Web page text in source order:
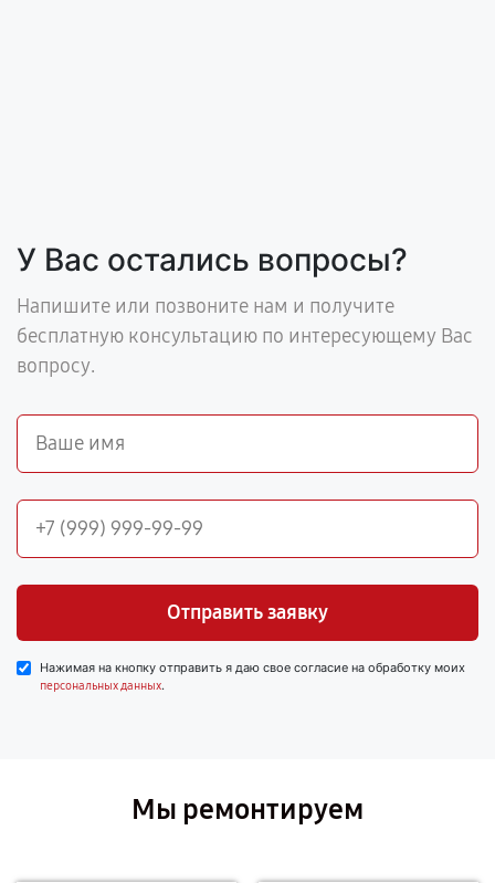
У Вас остались вопросы?
Напишите или позвоните нам и получите
бесплатную консультацию по интересующему Вас
вопросу.
Отправить заявку
Нажимая на кнопку отправить я даю свое согласие на обработку моих
персональных данных.
Мы ремонтируем